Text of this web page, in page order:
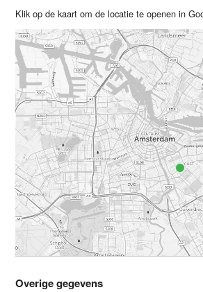
Klik op de kaart om de locatie te openen in
Overige gegevens